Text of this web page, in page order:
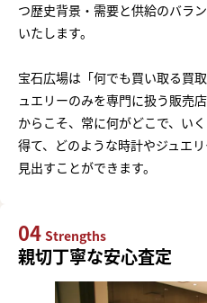
つ歴史背景・需要と供給のバラ
いたします。
宝石広場は「何でも買い取る買
ュエリーのみを専門に扱う販売
からこそ、常に何がどこで、い
得て、どのような時計やジュエ
見出すことができます。
04 Strengths
親切丁寧な安心査定